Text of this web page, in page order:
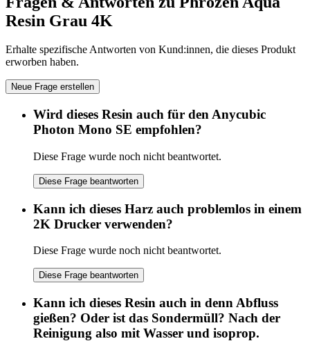
Resin Grau 4K
Erhalte spezifische Antworten von Kund:innen, die dieses Produkt
erworben haben.
Neue Frage erstellen
Wird dieses Resin auch für den Anycubic
Photon Mono SE empfohlen?
Diese Frage wurde noch nicht beantwortet.
Diese Frage beantworten
Kann ich dieses Harz auch problemlos in einem
2K Drucker verwenden?
Diese Frage wurde noch nicht beantwortet.
Diese Frage beantworten
Kann ich dieses Resin auch in denn Abfluss
gießen? Oder ist das Sondermüll? Nach der
Reinigung also mit Wasser und isoprop.